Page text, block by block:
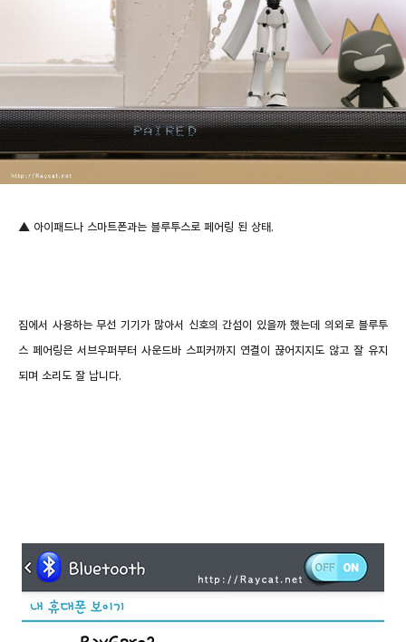
▲ 아이패드나 스마트폰과는 블루투스로 페어링 된 상태.
집에서 사용하는 무선 기기가 많아서 신호의 간섭이 있을까 했는데 의외로 블루투
스 페어링은 서브우퍼부터 사운드바 스피커까지 연결이 끊어지지도 않고 잘 유지
되며 소리도 잘 납니다.